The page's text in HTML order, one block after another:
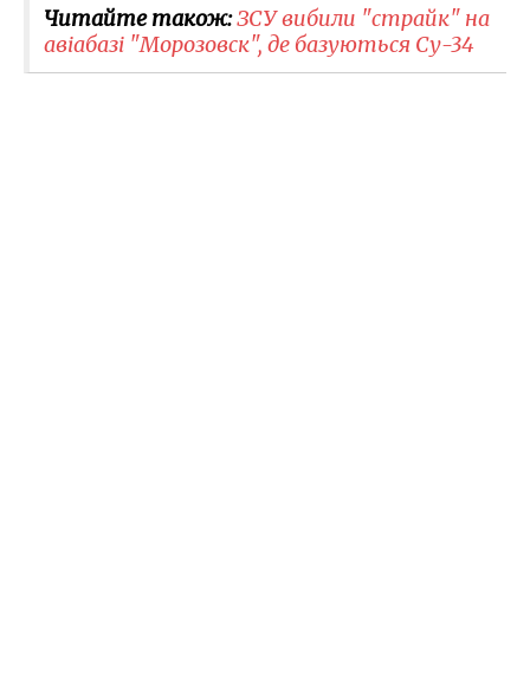
Читайте також:ЗСУ вибили "страйк" на
авіабазі "Морозовск", де базуються Су-34